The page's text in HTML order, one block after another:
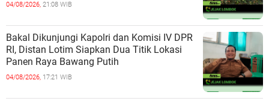
04/08/2026, 21:08 WIB
Bakal Dikunjungi Kapolri dan Komisi IV DPR
RI, Distan Lotim Siapkan Dua Titik Lokasi
Panen Raya Bawang Putih
04/08/2026, 17:21 WIB